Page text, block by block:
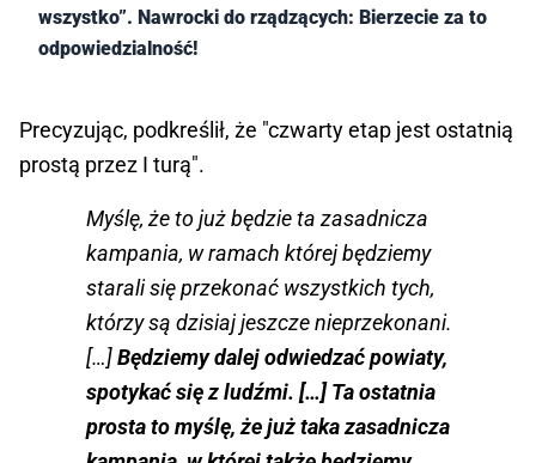
wszystko”. Nawrocki do rządzących: Bierzecie za to
odpowiedzialność!
Precyzując, podkreślił, że "czwarty etap jest ostatnią
prostą przez I turą".
Myślę, że to już będzie ta zasadnicza
kampania, w ramach której będziemy
starali się przekonać wszystkich tych,
którzy są dzisiaj jeszcze nieprzekonani.
[…]Będziemy dalej odwiedzać powiaty,
spotykać się z ludźmi. […] Ta ostatnia
prosta to myślę, że już taka zasadnicza